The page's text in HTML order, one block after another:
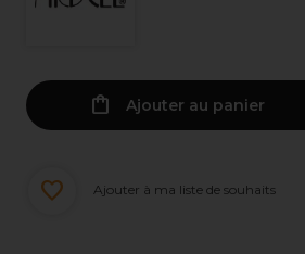
Ajouter au panier
Ajouter à ma liste de souhaits